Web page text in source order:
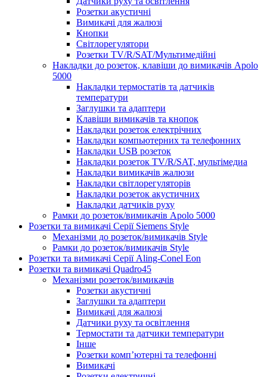
Розетки акустичні
Вимикачі для жалюзі
Кнопки
Світлорегулятори
Розетки TV/R/SAT/Мультимедійні
Накладки до розеток, клавіши до вимикачів Apolo
5000
Накладки термостатів та датчиків
температури
Заглушки та адаптери
Клавіши вимикачів та кнопок
Накладки розеток електрічних
Накладки компьютерних та телефонних
Накладки USB розеток
Накладки розеток TV/R/SAT, мультімедиа
Накладки вимикачів жалюзи
Накладки світлорегуляторів
Накладки розеток акустичних
Накладки датчиків руху
Рамки до розеток/вимикачів Apolo 5000
Розетки та вимикачі Серії Siemens Style
Механізми до розеток/вимикачів Style
Рамки до розеток/вимикачів Style
Розетки та вимикачі Серії Aling-Conel Eon
Розетки та вимикачі Quadro45
Механізми розеток/вимикачів
Розетки акустичні
Заглушки та адаптери
Вимикачі для жалюзі
Датчики руху та освітлення
Термостати та датчики температури
Інше
Розетки комп’ютерні та телефонні
Вимикачі